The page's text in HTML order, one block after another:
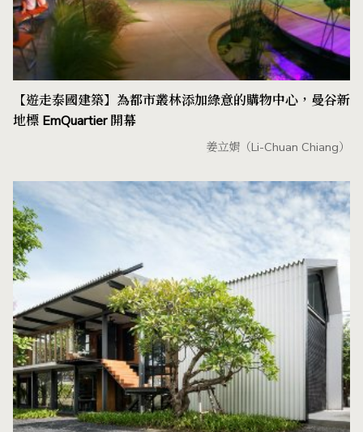
【遊走泰國建築】為都市叢林添加綠意的購物中心，曼谷新
地標 EmQuartier 開幕
姜立娟（Li-Chuan Chiang）